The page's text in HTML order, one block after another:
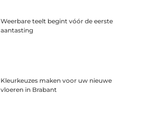
Weerbare teelt begint vóór de eerste
aantasting
Kleurkeuzes maken voor uw nieuwe
vloeren in Brabant